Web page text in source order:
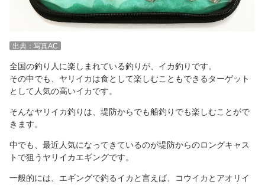
出典：写真AC
全国の釣り人に楽しまれている釣りが、イカ釣りです。
その中でも、ヤリイカは食として楽しむこともできるターゲット
として人気の高いイカです。
そんなヤリイカ釣りは、堤防からでも船釣りでも楽しむことがで
きます。
中でも、最近人気になってきているのが堤防からのロングキャス
トで狙うヤリイカエギングです。
一般的には、エギングで釣るイカと言えば、コウイカとアオリイ